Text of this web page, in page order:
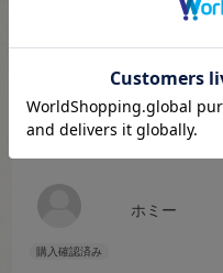
ホミー
近くの手芸店にはなく